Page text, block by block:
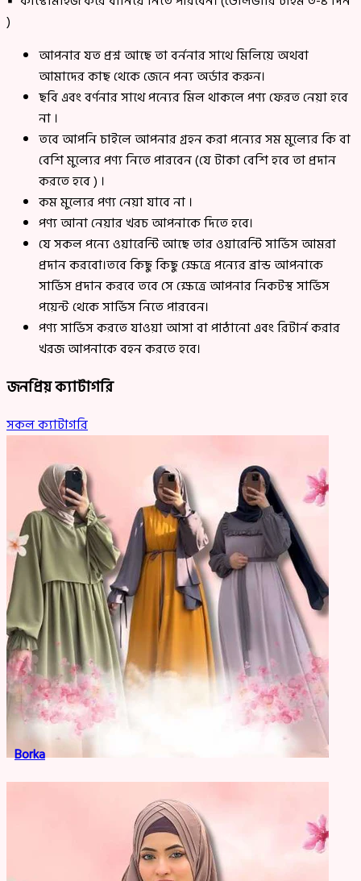
)
আপনার যত প্রশ্ন আছে তা বর্ননার সাথে মিলিয়ে অথবা
আমাদের কাছ থেকে জেনে পন্য অর্ডার করুন।
ছবি এবং বর্ণনার সাথে পন্যের মিল থাকলে পণ্য ফেরত নেয়া হবে
না ।
তবে আপনি চাইলে আপনার গ্রহন করা পন্যের সম মুল্যের কি বা
বেশি মুল্যের পণ্য নিতে পারবেন (যে টাকা বেশি হবে তা প্রদান
করতে হবে ) ।
কম মুল্যের পণ্য নেয়া যাবে না ।
পণ্য আনা নেয়ার খরচ আপনাকে দিতে হবে।
যে সকল পন্যে ওয়ারেন্টি আছে তার ওয়ারেন্টি সার্ভিস আমরা
প্রদান করবো।তবে কিছু কিছু ক্ষেত্রে পন্যের ব্রান্ড আপনাকে
সার্ভিস প্রদান করবে তবে সে ক্ষেত্রে আপনার নিকটস্থ সার্ভিস
পয়েন্ট থেকে সার্ভিস নিতে পারবেন।
পণ্য সার্ভিস করতে যাওয়া আসা বা পাঠানো এবং রিটার্ন করার
খরজ আপনাকে বহন করতে হবে।
জনপ্রিয় ক্যাটাগরি
সকল ক্যাটাগরি
Borka